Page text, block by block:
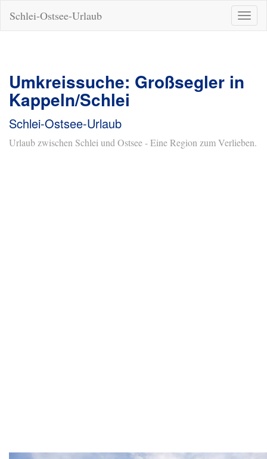
ein-/
Schlei-Ostsee-Urlaub
Umkreissuche: Großsegler in
Kappeln/Schlei
Schlei-Ostsee-Urlaub
Urlaub zwischen Schlei und Ostsee - Eine Region zum Verlieben.